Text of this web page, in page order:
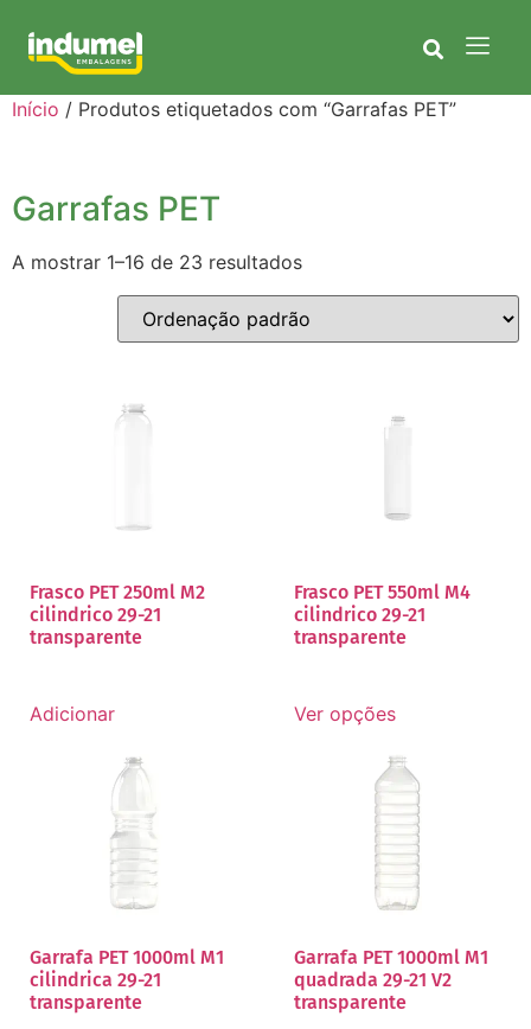
Início / Produtos etiquetados com “Garrafas PET”
Garrafas PET
A mostrar 1–16 de 23 resultados
Frasco PET 250ml M2
cilindrico 29-21
transparente
Adicionar
Frasco PET 550ml M4
cilindrico 29-21
transparente
Ver opções
Garrafa PET 1000ml M1
cilindrica 29-21
transparente
Garrafa PET 1000ml M1
quadrada 29-21 V2
transparente